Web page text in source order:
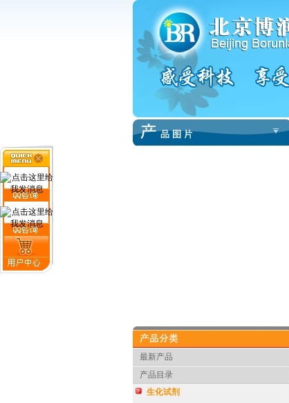
产品分类
最新产品
产品目录
生化试剂